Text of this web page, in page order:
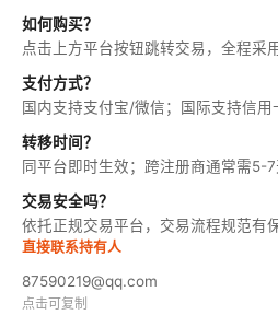
如何购买？
点击上方平台按钮跳转交易，全程采
支付方式？
国内支持支付宝/微信；国际支持信用
转移时间？
同平台即时生效；跨注册商通常需5-7
交易安全吗？
依托正规交易平台，交易流程规范有保
直接联系持有人
87590219@qq.com
点击可复制